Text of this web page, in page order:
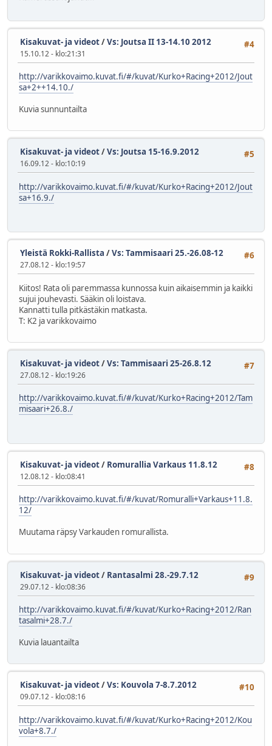
#4
Kisakuvat- ja videot/Vs: Joutsa II 13-14.10 2012
15.10.12 - klo:21:31
http://varikkovaimo.kuvat.fi/#/kuvat/Kurko+Racing+2012/Jout
sa+2++14.10./
Kuvia sunnuntailta
#5
Kisakuvat- ja videot/Vs: Joutsa 15-16.9.2012
16.09.12 - klo:10:19
http://varikkovaimo.kuvat.fi/#/kuvat/Kurko+Racing+2012/Jout
sa+16.9./
#6
Yleistä Rokki-Rallista /Vs: Tammisaari 25.-26.08-12
27.08.12 - klo:19:57
Kiitos! Rata oli paremmassa kunnossa kuin aikaisemmin ja kaikki
sujui jouhevasti. Sääkin oli loistava.
Kannatti tulla pitkästäkin matkasta.
T: K2 ja varikkovaimo
#7
Kisakuvat- ja videot/Vs: Tammisaari 25-26.8.12
27.08.12 - klo:19:26
http://varikkovaimo.kuvat.fi/#/kuvat/Kurko+Racing+2012/Tam
misaari+26.8./
#8
Kisakuvat- ja videot/ Romurallia Varkaus 11.8.12
12.08.12 - klo:08:41
http://varikkovaimo.kuvat.fi/#/kuvat/Romuralli+Varkaus+11.8.
12/
Muutama räpsy Varkauden romurallista.
#9
Kisakuvat- ja videot/ Rantasalmi 28.-29.7.12
29.07.12 - klo:08:36
http://varikkovaimo.kuvat.fi/#/kuvat/Kurko+Racing+2012/Ran
tasalmi+28.7./
Kuvia lauantailta
#10
Kisakuvat- ja videot/Vs: Kouvola 7-8.7.2012
09.07.12 - klo:08:16
http://varikkovaimo.kuvat.fi/#/kuvat/Kurko+Racing+2012/Kou
vola+8.7./